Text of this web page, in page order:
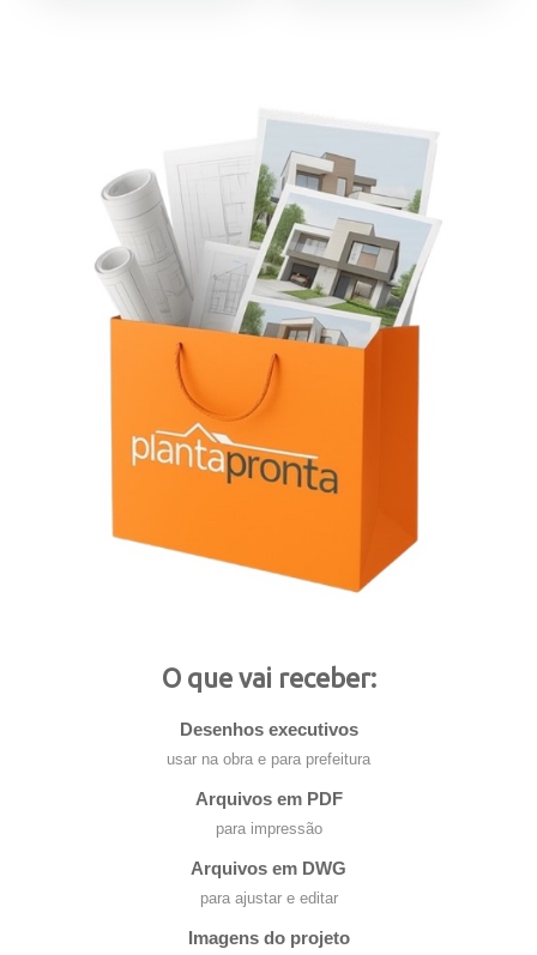
O que vai receber:
Desenhos executivos
usar na obra e para prefeitura
Arquivos em PDF
para impressão
Arquivos em DWG
para ajustar e editar
Imagens do projeto